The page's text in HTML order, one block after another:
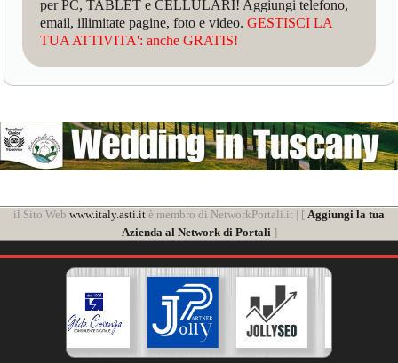
per PC, TABLET e CELLULARI! Aggiungi telefono,
email, illimitate pagine, foto e video.GESTISCI LA
TUA ATTIVITA': anche GRATIS!
il Sito Web www.italy.asti.it è membro di NetworkPortali.it | [ Aggiungi la tua
Azienda al Network di Portali]